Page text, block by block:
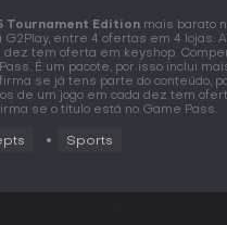
Tournament Edition mais barato
G2Play, entre 4 ofertas em 4 lojas.
dez tem oferta em keyshop.
É um pacote, por isso inclui
se já tens parte do conteúdo,
de um jogo em cada dez tem
se o título está no Game Pass.
Sports